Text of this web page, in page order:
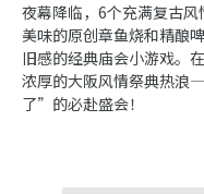
夜幕降临，6个充满复古
美味的原创章鱼烧和精酿
旧感的经典庙会小游戏。
浓厚的大阪风情祭典热
了”的必赴盛会！